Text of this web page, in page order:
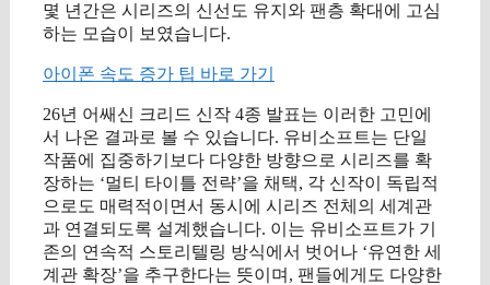
몇 년간은 시리즈의 신선도 유지와 팬층 확대에 고심
하는 모습이 보였습니다.
아이폰 속도 증가 팁 바로 가기
26년 어쌔신 크리드 신작 4종 발표는 이러한 고민에
서 나온 결과로 볼 수 있습니다. 유비소프트는 단일
작품에 집중하기보다 다양한 방향으로 시리즈를 확
장하는 ‘멀티 타이틀 전략’을 채택, 각 신작이 독립적
으로도 매력적이면서 동시에 시리즈 전체의 세계관
과 연결되도록 설계했습니다. 이는 유비소프트가 기
존의 연속적 스토리텔링 방식에서 벗어나 ‘유연한 세
계관 확장’을 추구한다는 뜻이며, 팬들에게도 다양한